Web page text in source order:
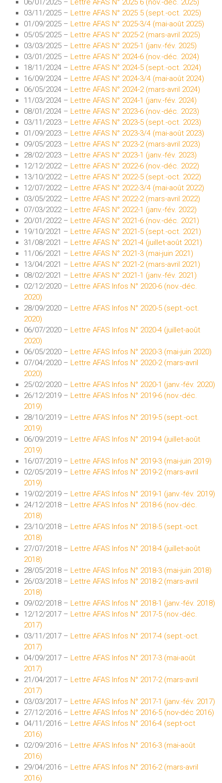
06/01/2025 – Lettre AFAS N° 2025 6 (nov.-dec. 2025)
03/11/2025 – Lettre AFAS N° 2025 5 (sept.-oct. 2025)
01/09/2025 – Lettre AFAS N° 2025-3/4 (mai-août 2025)
05/05/2025 – Lettre AFAS N° 2025-2 (mars-avril 2025)
03/03/2025 – Lettre AFAS N° 2025-1 (janv.-fév. 2025)
03/01/2025 – Lettre AFAS N° 2024-6 (nov.-déc. 2024)
18/11/2024 – Lettre AFAS N° 2024-5 (sept.-oct. 2024)
16/09/2024 – Lettre AFAS N° 2024-3/4 (mai-août 2024)
06/05/2024 – Lettre AFAS N° 2024-2 (mars-avril 2024)
11/03/2024 – Lettre AFAS N° 2024-1 (janv.-fév. 2024)
08/01/2024 – Lettre AFAS N° 2023-6 (nov.-déc. 2023)
03/11/2023 – Lettre AFAS N° 2023-5 (sept.-oct. 2023)
01/09/2023 – Lettre AFAS N° 2023-3/4 (mai-août 2023)
09/05/2023 – Lettre AFAS N° 2023-2 (mars-avril 2023)
28/02/2023 – Lettre AFAS N° 2023-1 (janv.-fév. 2023)
12/12/2022 – Lettre AFAS N° 2022-6 (nov.-déc. 2022)
13/10/2022 – Lettre AFAS N° 2022-5 (sept.-oct. 2022)
12/07/2022 – Lettre AFAS N° 2022-3/4 (mai-août 2022)
03/05/2022 – Lettre AFAS N° 2022-2 (mars-avril 2022)
07/03/2022 – Lettre AFAS N° 2022-1 (janv.-fév. 2022)
20/01/2022 – Lettre AFAS N° 2021-6 (nov.-déc. 2021)
19/10/2021 – Lettre AFAS N° 2021-5 (sept.-oct. 2021)
31/08/2021 – Lettre AFAS N° 2021-4 (juillet-août 2021)
11/06/2021 – Lettre AFAS N° 2021-3 (mai-juin 2021)
13/04/2021 – Lettre AFAS N° 2021-2 (mars-avril 2021)
08/02/2021 – Lettre AFAS N° 2021-1 (janv.-fév. 2021)
02/12/2020 – Lettre AFAS Infos N° 2020-6 (nov.-déc.
2020)
28/09/2020 – Lettre AFAS Infos N° 2020-5 (sept.-oct.
2020)
06/07/2020 – Lettre AFAS Infos N° 2020-4 (juillet-août
2020)
06/05/2020 – Lettre AFAS Infos N° 2020-3 (mai-juin 2020)
07/04/2020 – Lettre AFAS Infos N° 2020-2 (mars-avril
2020)
25/02/2020 – Lettre AFAS Infos N° 2020-1 (janv.-fév. 2020)
26/12/2019 – Lettre AFAS Infos N° 2019-6 (nov.-déc.
2019)
28/10/2019 – Lettre AFAS Infos N° 2019-5 (sept.-oct.
2019)
06/09/2019 – Lettre AFAS Infos N° 2019-4 (juillet-août
2019)
16/07/2019 – Lettre AFAS Infos N° 2019-3 (mai-juin 2019)
02/05/2019 – Lettre AFAS Infos N° 2019-2 (mars-avril
2019)
19/02/2019 – Lettre AFAS Infos N° 2019-1 (janv.-fév. 2019)
24/12/2018 – Lettre AFAS Infos N° 2018-6 (nov.-déc.
2018)
23/10/2018 – Lettre AFAS Infos N° 2018-5 (sept.-oct.
2018)
27/07/2018 – Lettre AFAS Infos N° 2018-4 (juillet-août
2018)
28/05/2018 – Lettre AFAS Infos N° 2018-3 (mai-juin 2018)
26/03/2018 – Lettre AFAS Infos N° 2018-2 (mars-avril
2018)
09/02/2018 – Lettre AFAS Infos N° 2018-1 (janv.-fév. 2018)
12/12/2017 – Lettre AFAS Infos N° 2017-5 (nov.-déc.
2017)
03/11/2017 – Lettre AFAS Infos N° 2017-4 (sept.-oct.
2017)
04/09/2017 – Lettre AFAS Infos N° 2017-3 (mai-août
2017)
21/04/2017 – Lettre AFAS Infos N° 2017-2 (mars-avril
2017)
03/03/2017 – Lettre AFAS Infos N° 2017-1 (janv.-fév. 2017)
27/12/2016 – Lettre AFAS Infos N° 2016-5 (nov-déc 2016)
04/11/2016 – Lettre AFAS Infos N° 2016-4 (sept-oct
2016)
02/09/2016 – Lettre AFAS Infos N° 2016-3 (mai-août
2016)
29/04/2016 – Lettre AFAS Infos N° 2016-2 (mars-avril
2016)